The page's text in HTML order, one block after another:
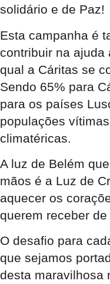
solidário e de Paz!
Esta campanha é
contribuir na ajuda
qual a Cáritas se
Sendo 65% para
para os países
populações
climatéricas.
A luz de Belém
mãos é a Luz de
aquecer os
querem receber
O desafio para
que sejamos
desta maravilhosa